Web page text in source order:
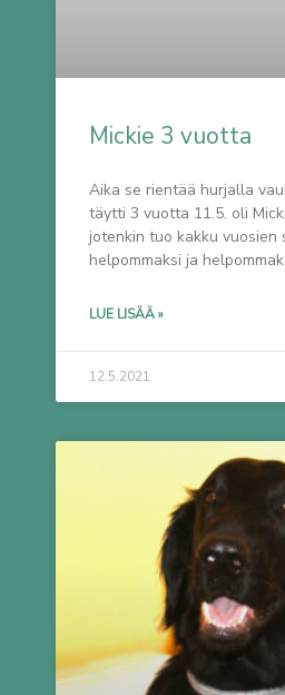
Mickie 3 vuotta
Aika se rientää hurjalla
täytti 3 vuotta 11.5. oli
jotenkin tuo kakku vuosien
helpommaksi ja
LUE LISÄÄ »
12.5.2021